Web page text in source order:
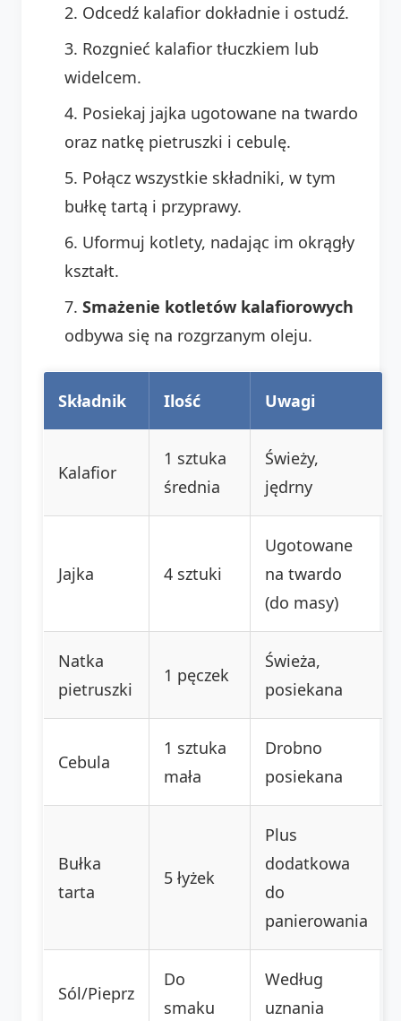
Odcedź kalafior dokładnie i ostudź.
Rozgnieć kalafior tłuczkiem lub
widelcem.
Posiekaj jajka ugotowane na twardo
oraz natkę pietruszki i cebulę.
Połącz wszystkie składniki, w tym
bułkę tartą i przyprawy.
Uformuj kotlety, nadając im okrągły
kształt.
Smażenie kotletów kalafiorowych
odbywa się na rozgrzanym oleju.
Składnik Ilość Uwagi
Kalafior
1 sztuka
średnia
Świeży,
jędrny
Jajka 4 sztuki
Ugotowane
na twardo
(do masy)
Natka
pietruszki
1 pęczek
Świeża,
posiekana
Cebula
1 sztuka
mała
Drobno
posiekana
Bułka
tarta
5 łyżek
Plus
dodatkowa
do
panierowania
Sól/Pieprz
Do
smaku
Według
uznania